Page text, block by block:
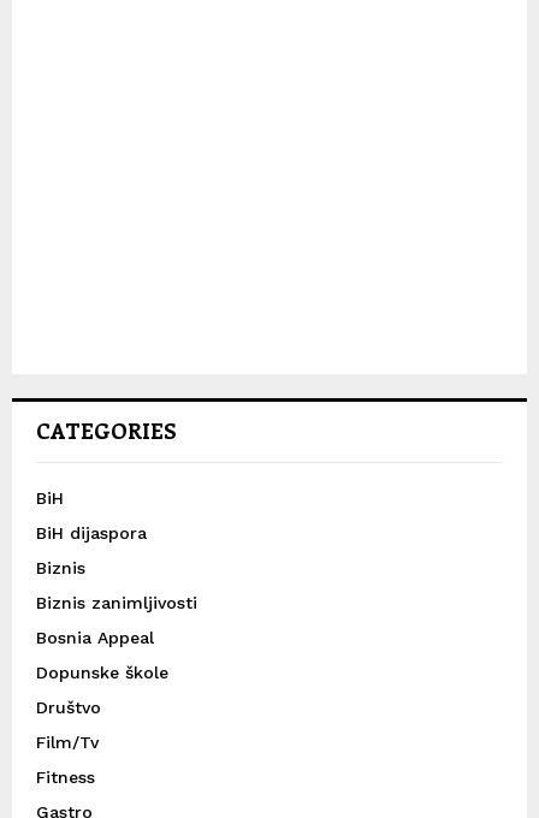
CATEGORIES
BiH
BiH dijaspora
Biznis
Biznis zanimljivosti
Bosnia Appeal
Dopunske škole
Društvo
Film/Tv
Fitness
Gastro